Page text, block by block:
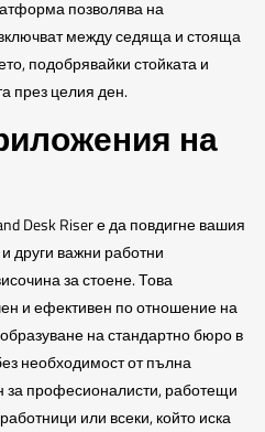
позволява на
между седяща и стояща
подобрявайки стойката и
през целия ден.
на
Desk Riser е да повдигне вашия
други важни работни
за стоене. Това
и ефективен по отношение на
на стандартно бюро в
необходимост от пълна
професионалисти, работещи
или всеки, който иска